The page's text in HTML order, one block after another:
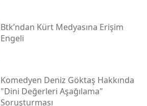
Btk’ndan Kürt Medyasına Erişim
Engeli
Komedyen Deniz Göktaş Hakkında
"dini Değerleri Aşağılama"
Soruşturması